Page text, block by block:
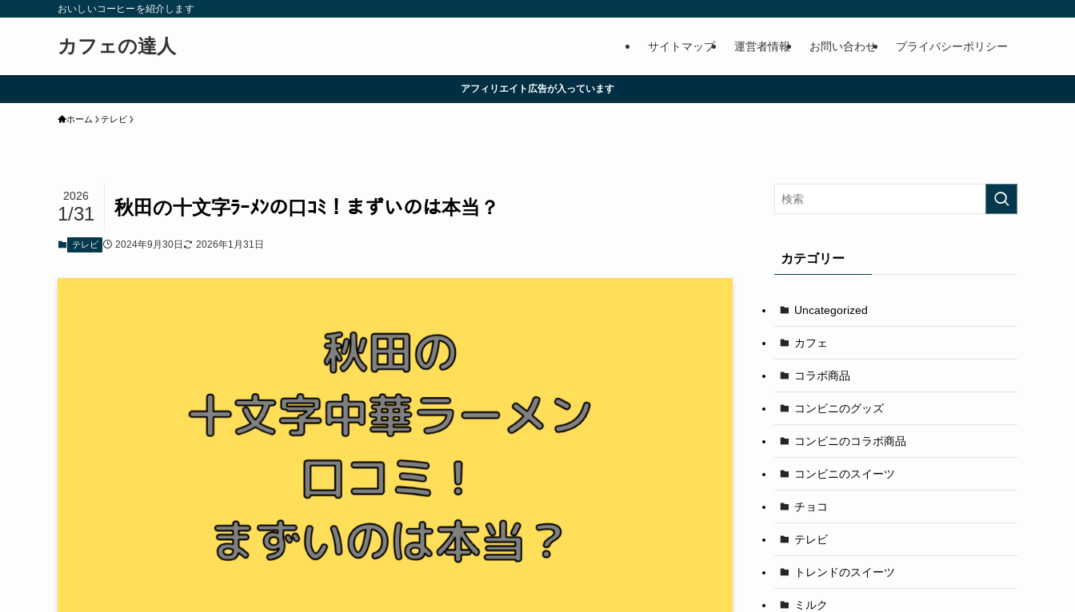
おいしいコーヒーを紹介します
カフェの達人 サイトマップ 運営者情報 お問い合わせ プライバシーポリシー
アフィリエイト広告が入っています
ホーム テレビ
秋田の十文字ﾗｰﾒﾝの口ｺﾐ！まずいのは本当？
2026
1/31
テレビ 2024年9月30日 2026年1月31日
カテゴリー
Uncategorized
カフェ
コラボ商品
コンビニのグッズ
コンビニのコラボ商品
コンビニのスイーツ
チョコ
テレビ
トレンドのスイーツ
ミルク